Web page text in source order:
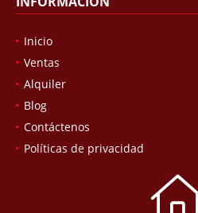
Inicio
Ventas
Alquiler
Blog
Contáctenos
Políticas de privacidad